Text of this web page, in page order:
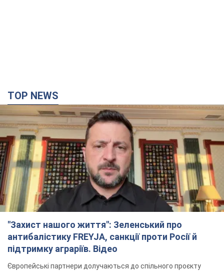
TOP NEWS
"Захист нашого життя": Зеленський про
антибалістику FREYJA, санкції проти Росії й
підтримку аграріїв. Відео
Європейські партнери долучаються до спільного проєкту